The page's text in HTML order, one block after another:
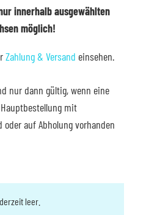
innerhalb ausgewählten
möglich!
Zahlung & Versand einsehen.
nur dann gültig, wenn eine
mit
oder auf Abholung vorhanden
leer.